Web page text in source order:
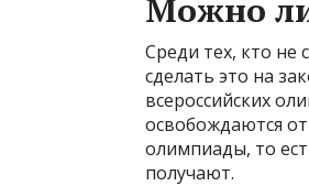
Можно
Среди тех, кто не
сделать это на
всероссийских
освобождаются
олимпиады, то
получают.